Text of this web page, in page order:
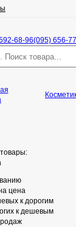
68-96(095) 656-
цена
к дорогим
к дешевым